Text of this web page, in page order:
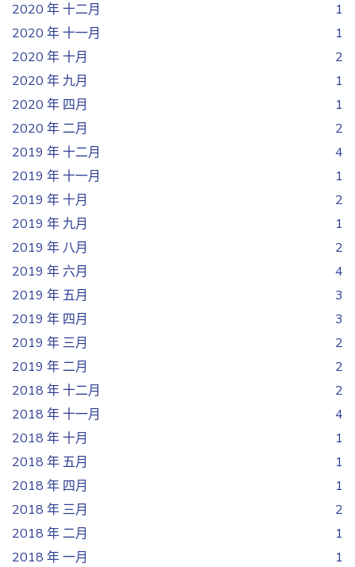
2020 年 十二月
1
2020 年 十一月
1
2020 年 十月
2
2020 年 九月
1
2020 年 四月
1
2020 年 二月
2
2019 年 十二月
4
2019 年 十一月
1
2019 年 十月
2
2019 年 九月
1
2019 年 八月
2
2019 年 六月
4
2019 年 五月
3
2019 年 四月
3
2019 年 三月
2
2019 年 二月
2
2018 年 十二月
2
2018 年 十一月
4
2018 年 十月
1
2018 年 五月
1
2018 年 四月
1
2018 年 三月
2
2018 年 二月
1
2018 年 一月
1